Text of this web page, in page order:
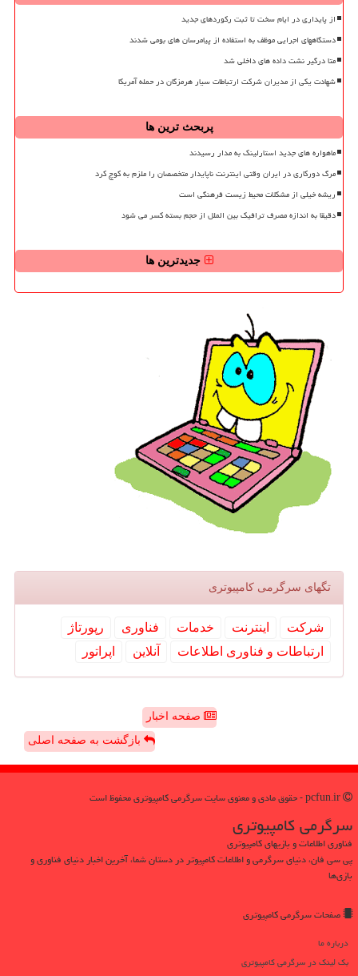
از پایداری در ایام سخت تا ثبت رکوردهای جدید
دستگاههای اجرایی موظف به استفاده از پیامرسان های بومی شدند
متا درگیر نشت داده های داخلی شد
شهادت یکی از مدیران شرکت ارتباطات سیار هرمزگان در حمله آمریکا
پربحث ترین ها
ماهواره های جدید استارلینک به مدار رسیدند
مرگ دورکاری در ایران وقتی اینترنت ناپایدار متخصصان را ملزم به کوچ کرد
ریشه خیلی از مشکلات محیط زیست فرهنگی است
دقیقا به اندازه مصرف ترافیک بین الملل از حجم بسته کسر می شود
جدیدترین ها
تگهای سرگرمی كامپیوتری
شركت اینترنت خدمات فناوری
رپورتاژ
ارتباطات و فناوری اطلاعات
آنلاین اپراتور
صفحه اخبار
بازگشت به صفحه اصلی
سرگرمی كامپیوتری
فناوری اطلاعات و بازیهای کامپیوتری
پی سی فان، دنیای سرگرمی و اطلاعات کامپیوتر در دستان شما، آخرین اخبار دنیای فناوری و
بازی‌ها
صفحات سرگرمی كامپیوتری
درباره ما
بک لینک در سرگرمی كامپیوتری